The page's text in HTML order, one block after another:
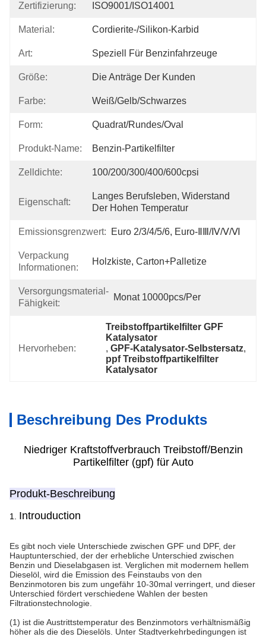
Zertifizierung: ISO9001/ISO14001
Material: Cordierite-/Silikon-Karbid
Art: Speziell Für Benzinfahrzeuge
Größe: Die Anträge Der Kunden
Farbe: Weiß/Gelb/Schwarzes
Form: Quadrat/rundes/Oval
Produkt-Name: Benzin-Partikelfilter
Zelldichte: 100/200/300/400/600cpsi
Eigenschaft:
Langes Berufsleben, Widerstand
Der Hohen Temperatur
Emissionsgrenzwert: Euro 2/3/4/5/6, Euro-ⅡⅢ/Ⅳ/Ⅴ/Ⅵ
Verpackung
Informationen:
Holzkiste, Carton+Palletize
Versorgungsmaterial-
Fähigkeit:
Monat 10000pcs/per
Hervorheben:
Treibstoffpartikelfilter GPF
Katalysator
, GPF-Katalysator-Selbstersatz
ppf Treibstoffpartikelfilter
Katalysator
Beschreibung Des Produkts
Niedriger Kraftstoffverbrauch Treibstoff/Benzin
Partikelfilter (gpf) für Auto
Produkt-Beschreibung
1. Introuduction
Es gibt noch viele Unterschiede zwischen GPF und DPF, der
Hauptunterschied, der der erhebliche Unterschied zwischen
Benzin und Dieselabgasen ist. Verglichen mit modernem hellem
Dieselöl, wird die Emission des Feinstaubs von den
Benzinmotoren bis zum ungefähr 10-30mal verringert, und dieser
Unterschied fördert verschiedene Wahlen der besten
Filtrationstechnologie.
(1) ist die Austrittstemperatur des Benzinmotors verhältnismäßig
höher als die des Dieselöls. Unter Stadtverkehrbedingungen ist